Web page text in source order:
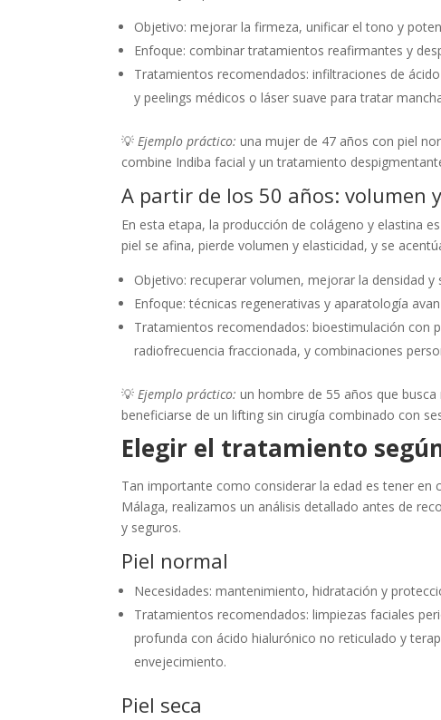
Objetivo: mejorar la firmeza, unificar el tono y
Enfoque: combinar tratamientos reafirmantes y
Tratamientos recomendados: infiltraciones de
y peelings médicos o láser suave para tratar
💡Ejemplo práctico: una mujer de 47 años con piel
combine Indiba facial y un tratamiento
A partir de los 50 años: volumen
En esta etapa, la producción de colágeno y elastina
piel se afina, pierde volumen y elasticidad, y se
Objetivo: recuperar volumen, mejorar la densidad y
Enfoque: técnicas regenerativas y aparatología
Tratamientos recomendados: bioestimulación con
radiofrecuencia fraccionada, y combinaciones
💡Ejemplo práctico: un hombre de 55 años que
beneficiarse de un lifting sin cirugía combinado con
Elegir el tratamiento
Tan importante como considerar la edad es tener en
Málaga, realizamos un análisis detallado antes de
y seguros.
Piel normal
Necesidades: mantenimiento, hidratación y
Tratamientos recomendados: limpiezas faciales
profunda con ácido hialurónico no reticulado y
envejecimiento.
Piel seca